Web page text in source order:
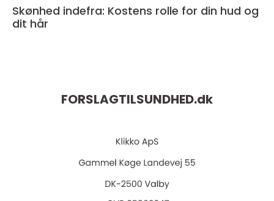
Skønhed indefra: Kostens rolle for din hud og
dit hår
FORSLAGTILSUNDHED.dk